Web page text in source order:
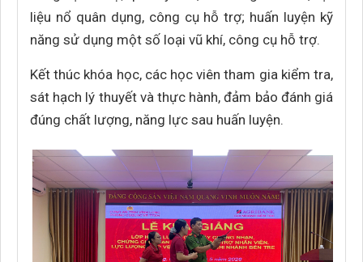
liệu nổ quân dụng, công cụ hỗ trợ; huấn luyện kỹ
năng sử dụng một số loại vũ khí, công cụ hỗ trợ.
Kết thúc khóa học, các học viên tham gia kiểm tra,
sát hạch lý thuyết và thực hành, đảm bảo đánh giá
đúng chất lượng, năng lực sau huấn luyện.